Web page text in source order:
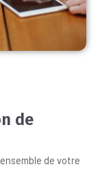
de
de votre